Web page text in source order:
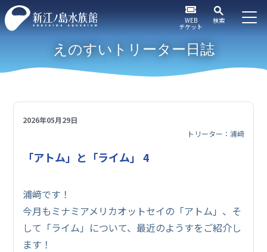
WEB
チケット
検索
えのすいトリーター日誌
2026年05月29日
トリーター：浦﨑
「アトム」と「ライム」 4
浦﨑です！
今月もミナミアメリカオットセイの「アトム」、そ
して「ライム」について、最近のようすをご紹介し
ます！